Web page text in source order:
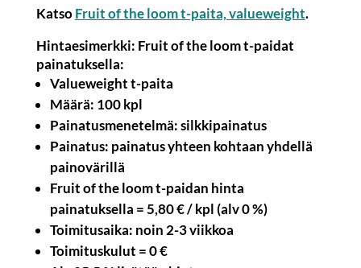
KatsoFruit of the loom t-paita, valueweight.
Hintaesimerkki: Fruit of the loom t-paidat
painatuksella:
Valueweight t-paita
Määrä: 100 kpl
Painatusmenetelmä: silkkipainatus
Painatus: painatus yhteen kohtaan yhdellä
painovärillä
Fruit of the loom t-paidan hinta
painatuksella = 5,80 € / kpl (alv 0 %)
Toimitusaika: noin 2-3 viikkoa
Toimituskulut = 0 €